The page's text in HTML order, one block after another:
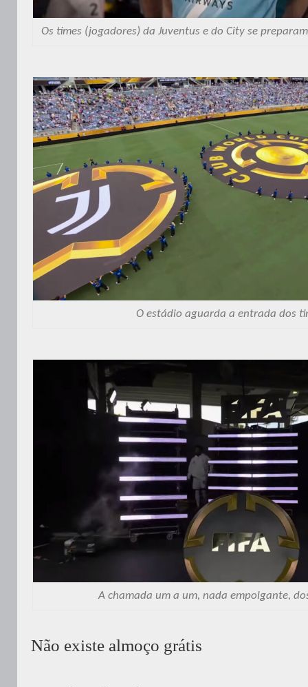
Os times (jogadores) da Juventus e do City se
O estádio aguarda a entrada dos
A chamada um a um, nada empolgante,
Não existe almoço grátis